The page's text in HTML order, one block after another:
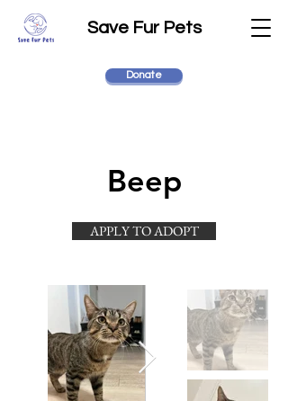
Save Fur Pets
Donate
Beep
APPLY TO ADOPT